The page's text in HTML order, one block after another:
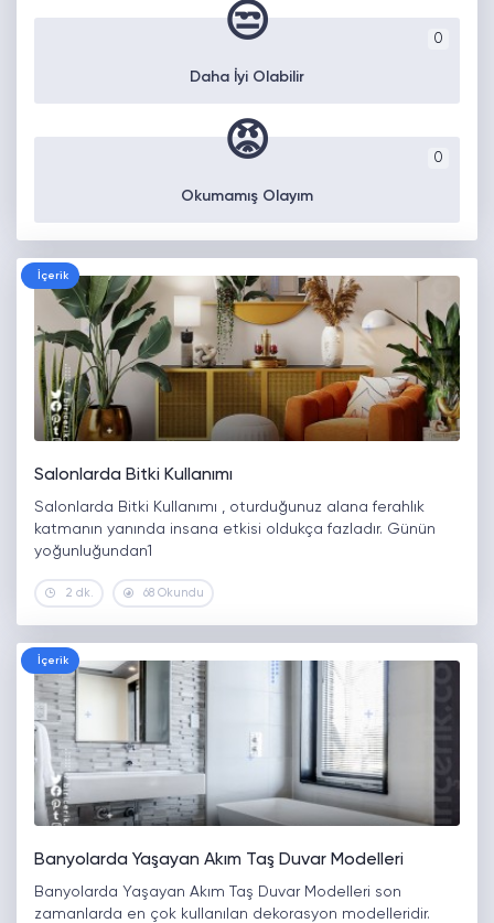
0
😒
Daha İyi Olabilir
0
😡
Okumamış Olayım
İçerik
Salonlarda Bitki Kullanımı
Salonlarda Bitki Kullanımı , oturduğunuz alana ferahlık
katmanın yanında insana etkisi oldukça fazladır. Günün
yoğunluğundan1
2 dk. 68 Okundu
İçerik
Banyolarda Yaşayan Akım Taş Duvar Modelleri
Banyolarda Yaşayan Akım Taş Duvar Modelleri son
zamanlarda en çok kullanılan dekorasyon modelleridir.